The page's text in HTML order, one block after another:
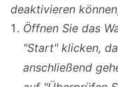
deaktivieren
Öffnen Sie das
"Start"klicken,
anschließend